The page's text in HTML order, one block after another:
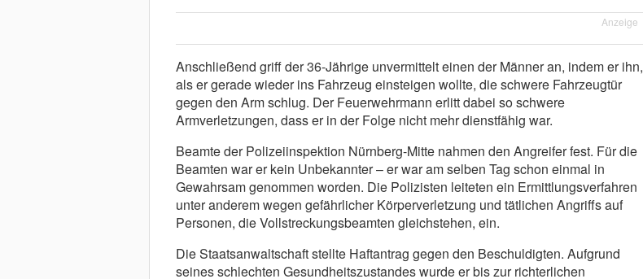
Anzeige
Anschließend griff der 36-Jährige unvermittelt einen der Männer an, indem er ihn,
als er gerade wieder ins Fahrzeug einsteigen wollte, die schwere Fahrzeugtür
gegen den Arm schlug. Der Feuerwehrmann erlitt dabei so schwere
Armverletzungen, dass er in der Folge nicht mehr dienstfähig war.
Beamte der Polizeiinspektion Nürnberg-Mitte nahmen den Angreifer fest. Für die
Beamten war er kein Unbekannter – er war am selben Tag schon einmal in
Gewahrsam genommen worden. Die Polizisten leiteten ein Ermittlungsverfahren
unter anderem wegen gefährlicher Körperverletzung und tätlichen Angriffs auf
Personen, die Vollstreckungsbeamten gleichstehen, ein.
Die Staatsanwaltschaft stellte Haftantrag gegen den Beschuldigten. Aufgrund
seines schlechten Gesundheitszustandes wurde er bis zur richterlichen